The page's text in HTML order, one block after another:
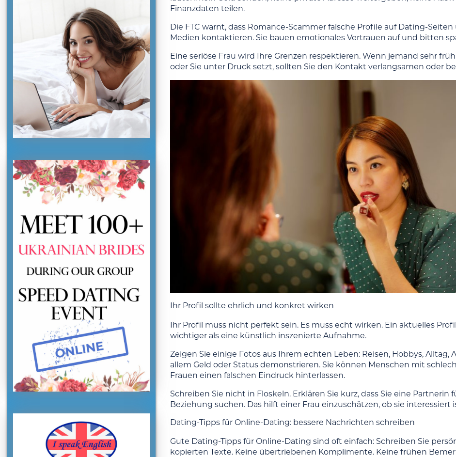
Finanzdaten teilen.
Die FTC warnt, dass Romance-Scammer falsche Profile auf Dating-
Medien kontaktieren. Sie bauen emotionales Vertrauen auf und bitten
Eine seriöse Frau wird Ihre Grenzen respektieren. Wenn jemand sehr
oder Sie unter Druck setzt, sollten Sie den Kontakt verlangsamen oder
Ihr Profil sollte ehrlich und konkret wirken
Ihr Profil muss nicht perfekt sein. Es muss echt wirken. Ein aktuelles
wichtiger als eine künstlich inszenierte Aufnahme.
Zeigen Sie einige Fotos aus Ihrem echten Leben: Reisen, Hobbys, Alltag,
allem Geld oder Status demonstrieren. Sie können Menschen mit
Frauen einen falschen Eindruck hinterlassen.
Schreiben Sie nicht in Floskeln. Erklären Sie kurz, dass Sie eine
Beziehung suchen. Das hilft einer Frau einzuschätzen, ob sie interessiert
Dating-Tipps für Online-Dating: bessere Nachrichten schreiben
Gute Dating-Tipps für Online-Dating sind oft einfach: Schreiben Sie
kopierten Texte. Keine übertriebenen Komplimente. Keine frühen